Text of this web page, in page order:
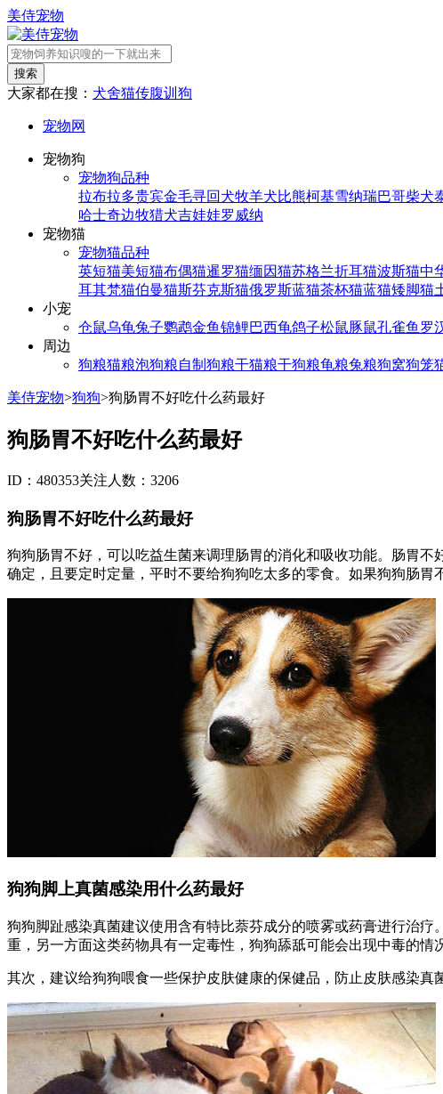
美侍宠物
搜索
大家都在搜： 犬舍猫传腹训狗
宠物网
宠物狗
宠物狗品种
拉布拉多贵宾金毛寻回犬牧羊犬比熊柯基雪纳瑞巴哥柴犬
哈士奇边牧猎犬吉娃娃罗威纳
宠物猫
宠物猫品种
英短猫美短猫布偶猫暹罗猫缅因猫苏格兰折耳猫波斯猫中
耳其梵猫伯曼猫斯芬克斯猫俄罗斯蓝猫茶杯猫蓝猫矮脚猫
小宠
仓鼠乌龟兔子鹦鹉金鱼锦鲤巴西龟鸽子松鼠豚鼠孔雀鱼 罗
周边
狗粮猫粮泡狗粮自制狗粮干猫粮干狗粮龟粮兔粮狗窝狗笼
美侍宠物>狗狗>狗肠胃不好吃什么药最好
狗肠胃不好吃什么药最好
ID：480353关注人数：3206
狗肠胃不好吃什么药最好
狗狗肠胃不好，可以吃益生菌来调理肠胃的消化和吸收功能。肠胃
确定，且要定时定量，平时不要给狗狗吃太多的零食。如果狗狗肠
狗狗脚上真菌感染用什么药最好
狗狗脚趾感染真菌建议使用含有特比萘芬成分的喷雾或药膏进行治
重，另一方面这类药物具有一定毒性，狗狗舔舐可能会出现中毒的情
其次，建议给狗狗喂食一些保护皮肤健康的保健品，防止皮肤感染真